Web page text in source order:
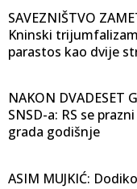
SAVEZNIŠTVO
Kninski
parastos kao dvije
NAKON DVADESET
SNSD-a: RS se
grada godišnje
ASIM MUJKIĆ: